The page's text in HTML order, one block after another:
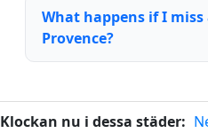
What happens if I
Provence?
Klockan nu i dessa städer: